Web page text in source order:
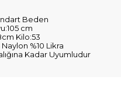
Beden
cm
Kilo:53
%10 Likra
Kadar Uyumludur